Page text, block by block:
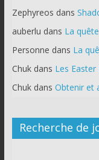
Zephyreos dans
auberlu dans La
Personne dans La
Chukdans Les
Chukdans Obtenir et
Recherche de